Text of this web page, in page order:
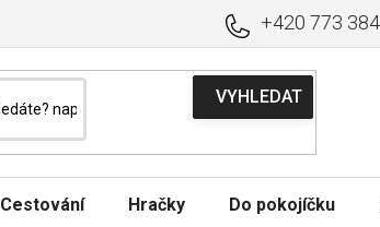
+420 773
Cestování Hračky Do pokojíčku